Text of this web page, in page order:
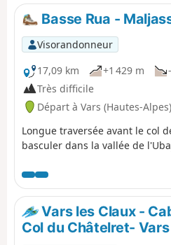
Basse Rua -
Visorandonneur
17,09 km
+1 429 m
Très difficile
Départ à Vars (Hautes-Alpes)
Longue traversée avant le col
basculer dans la vallée de
Vars les Claux -
Col du Châtelret-